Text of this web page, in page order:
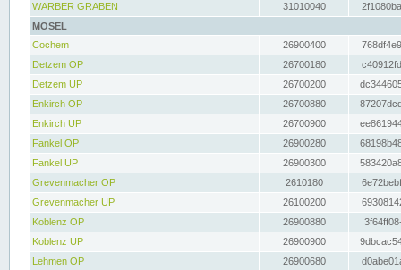
WARBER GRABEN
31010040
MOSEL
Cochem
26900400
Detzem OP
26700180
Detzem UP
26700200
Enkirch OP
26700880
Enkirch UP
26700900
Fankel OP
26900280
Fankel UP
26900300
Grevenmacher OP
2610180
Grevenmacher UP
26100200
Koblenz OP
26900880
Koblenz UP
26900900
Lehmen OP
26900680